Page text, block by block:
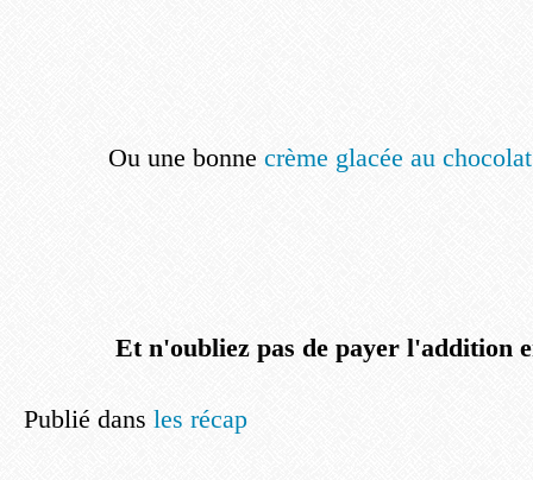
Ou une bonne crème glacée au
Et n'oubliez pas de payer l'addition
Publié dans les récap